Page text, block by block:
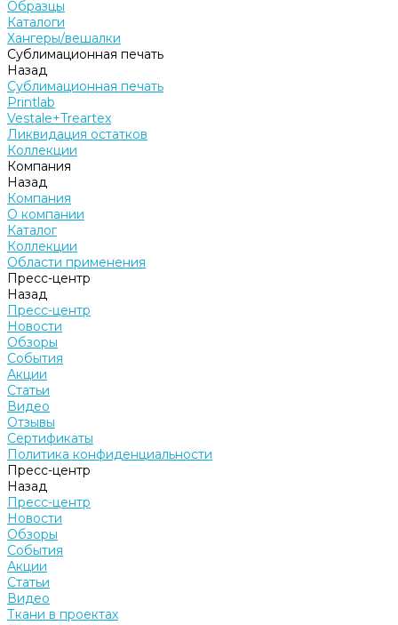
Образцы
Каталоги
Хангеры/вешалки
Сублимационная печать
Назад
Сублимационная печать
Printlab
Vestale+Treartex
Ликвидация остатков
Коллекции
Компания
Назад
Компания
О компании
Каталог
Коллекции
Области применения
Пресс-центр
Назад
Пресс-центр
Новости
Обзоры
События
Акции
Статьи
Видео
Отзывы
Сертификаты
Политика конфиденциальности
Пресс-центр
Назад
Пресс-центр
Новости
Обзоры
События
Акции
Статьи
Видео
Ткани в проектах